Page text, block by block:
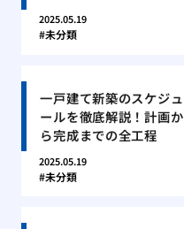
2025.05.19
未分類
一戸建て新築のスケジュ
ールを徹底解説！計画か
ら完成までの全工程
2025.05.19
未分類